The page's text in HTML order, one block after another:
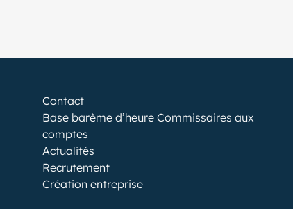
Contact
Base barème d’heure Commissaires aux
comptes
Actualités
Recrutement
Création entreprise